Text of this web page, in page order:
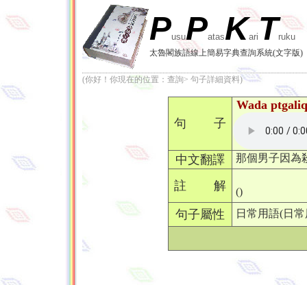
PusuPatasKariTruku
太魯閣族語線上簡易字典查詢系統(文字版)
(你好！你現在的位置：查詢> 句子詳細資料)
句 子
Wada
中文翻譯 那個男子因為
註 解 ()
句子屬性 日常用語(日